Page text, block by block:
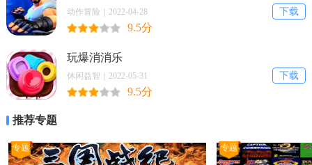
下载
动作冒险｜2022-04-28
9.5分
玩爆消消乐
下载
休闲益智｜2022-05-31
9.5分
推荐专题
专题 专题